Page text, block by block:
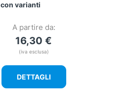
con varianti
A partire da:
16,30€
(iva esclusa)
DETTAGLI